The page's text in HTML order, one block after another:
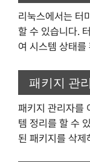
리눅스에서는 터
할 수 있습니다.
여 시스템 상태를
패키지 관
패키지 관리자를
템 정리를 할 수
된 패키지를 삭제